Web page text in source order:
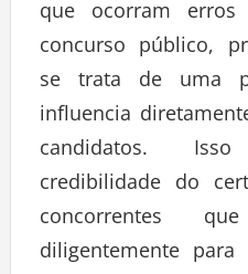
que ocorram
concurso público,
se trata de uma
influencia
candidatos.
credibilidade do
concorrentes
diligentemente para